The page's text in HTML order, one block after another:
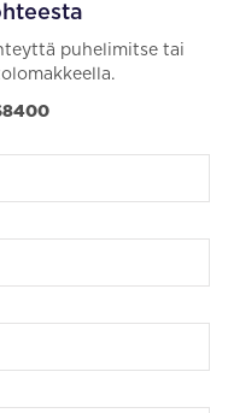
puhelimitse tai